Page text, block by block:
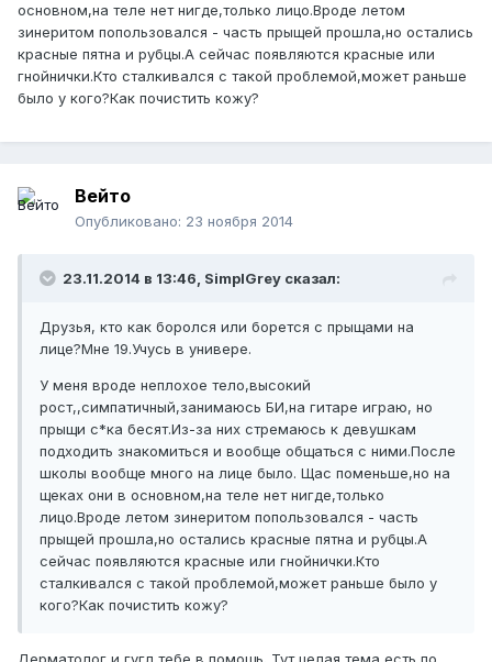
основном,на теле нет нигде,только лицо.Вроде летом
зинеритом попользовался - часть прыщей прошла,но остались
красные пятна и рубцы.А сейчас появляются красные или
гнойнички.Кто сталкивался с такой проблемой,может раньше
было у кого?Как почистить кожу?
Вейто
Опубликовано: 23 ноября 2014
23.11.2014 в 13:46, SimplGrey сказал:
Друзья, кто как боролся или борется с прыщами на
лице?Мне 19.Учусь в универе.
У меня вроде неплохое тело,высокий
рост,,симпатичный,занимаюсь БИ,на гитаре играю, но
прыщи с*ка бесят.Из-за них стремаюсь к девушкам
подходить знакомиться и вообще общаться с ними.После
школы вообще много на лице было. Щас поменьше,но на
щеках они в основном,на теле нет нигде,только
лицо.Вроде летом зинеритом попользовался - часть
прыщей прошла,но остались красные пятна и рубцы.А
сейчас появляются красные или гнойнички.Кто
сталкивался с такой проблемой,может раньше было у
кого?Как почистить кожу?